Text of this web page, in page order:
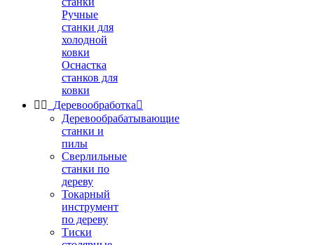
Ручные
станки для
холодной
ковки
Оснастка
станков для
ковки
  Деревообработка
Деревообрабатывающие
станки и
пилы
Сверлильные
станки по
дереву
Токарный
инструмент
по дереву
Тиски